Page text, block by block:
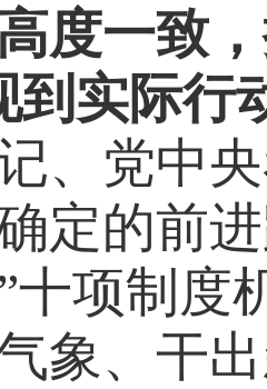
度一致
到实际行
、党中
定的前
十项制度
象、干